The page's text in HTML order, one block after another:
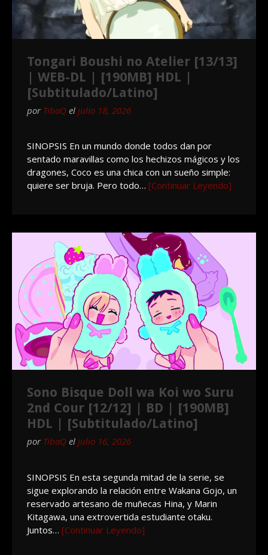
Tongari Boushi no Atelier [13/13]
| WEB-DL | [190MB] HDL |
[Subtitulado/Latino]
por TibaQ el julio 18, 2026
SINOPSIS En un mundo donde todos dan por
sentado maravillas como los hechizos mágicos y los
dragones, Coco es una chica con un sueño simple:
quiere ser bruja. Pero todo… [Continuar Leyendo]
Sono Bisque Doll wa Koi wo Suru
2nd Cour [12/12] | BD | [190MB]
HDL | [Subtitulado/Latino]
por TibaQ el julio 16, 2026
SINOPSIS En esta segunda mitad de la serie, se
sigue explorando la relación entre Wakana Gojo, un
reservado artesano de muñecas Hina, y Marin
Kitagawa, una extrovertida estudiante otaku.
Juntos… [Continuar Leyendo]